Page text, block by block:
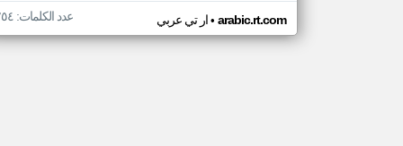
ار تي عربي• arabic.rt.com عدد الكلمات: ٢٥٤